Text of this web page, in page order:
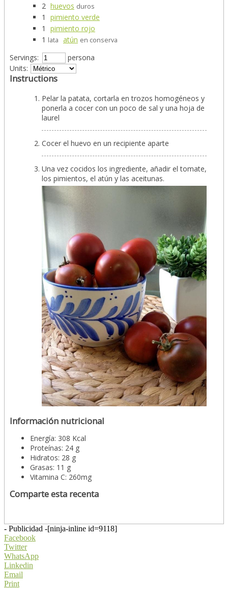
2 huevos duros
1
pimiento verde
1
pimiento rojo
1 lata atún en conserva
Servings:
persona
Units:
Instructions
Pelar la patata, cortarla en trozos homogéneos y
ponerla a cocer con un poco de sal y una hoja de
laurel
Cocer el huevo en un recipiente aparte
Una vez cocidos los ingrediente, añadir el tomate,
los pimientos, el atún y las aceitunas.
Información nutricional
Energía: 308 Kcal
Proteínas: 24 g
Hidratos: 28 g
Grasas: 11 g
Vitamina C: 260mg
Comparte esta recenta
- Publicidad -[ninja-inline id=9118]
Facebook
Twitter
WhatsApp
Linkedin
Email
Print